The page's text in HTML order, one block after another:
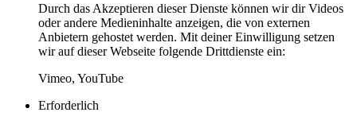
Durch das Akzeptieren dieser Dienste können wir dir Videos
oder andere Medieninhalte anzeigen, die von externen
Anbietern gehostet werden. Mit deiner Einwilligung setzen
wir auf dieser Webseite folgende Drittdienste ein:
Vimeo, YouTube
Erforderlich